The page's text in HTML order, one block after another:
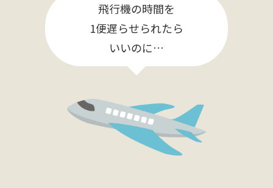
飛行機の時間を
1便遅らせられたら
いいのに…